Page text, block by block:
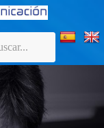
Contacto